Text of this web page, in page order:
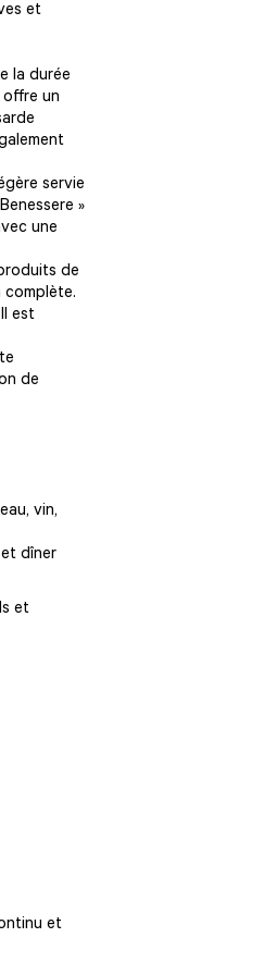
et
la durée
offre un
servie
»
une
de
complète.
est
de
vin,
dîner
et
et